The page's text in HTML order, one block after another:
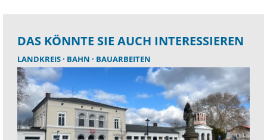
DAS KÖNNTE SIE AUCH INTERESSIEREN
LANDKREIS BAHN BAUARBEITEN